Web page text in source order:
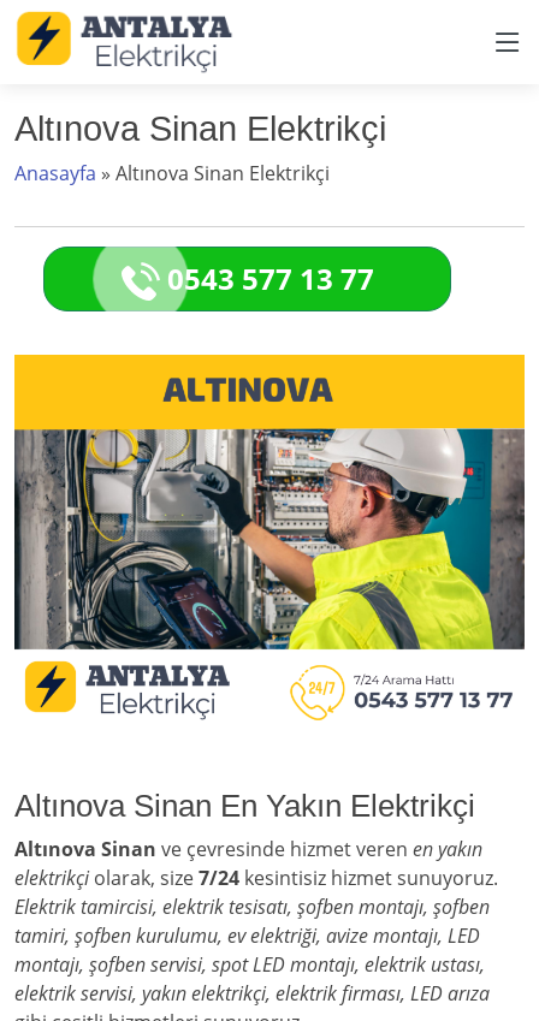
Altınova Sinan Elektrikçi
Anasayfa » Altınova Sinan Elektrikçi
0543 577 13 77
Altınova Sinan En Yakın Elektrikçi
Altınova Sinan ve çevresinde hizmet veren en yakın
elektrikçiolarak, size7/24 kesintisiz hizmet sunuyoruz.
Elektrik tamircisi, elektrik tesisatı, şofben montajı, şofben
tamiri, şofben kurulumu, ev elektriği, avize montajı, LED
montajı, şofben servisi, spot LED montajı, elektrik ustası,
elektrik servisi, yakın elektrikçi, elektrik firması, LED arıza